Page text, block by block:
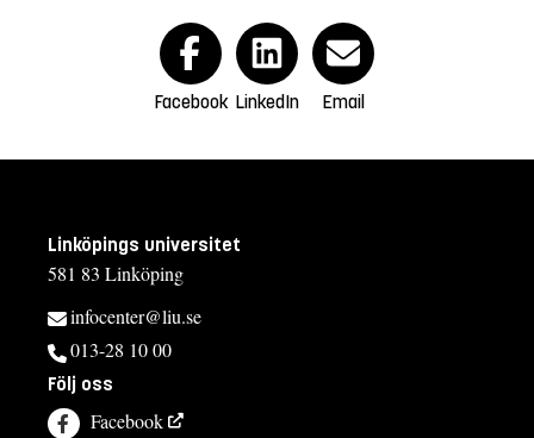
Facebook LinkedIn Email
Linköpings universitet
581 83 Linköping
infocenter@liu.se
013-28 10 00
Följ oss
Facebook